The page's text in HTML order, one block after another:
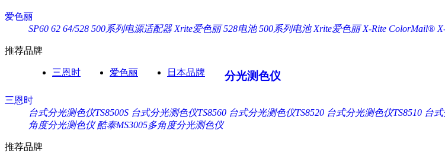
爱色丽
SP60 62 64/528 500系列电源适配器 Xrite爱色丽 528电池 500系列电池 Xrite爱色丽 X-Rite ColorMail®
推荐品牌
三恩时 爱色丽 日本品牌 分光测色仪
三恩时
台式分光测色仪TS8500S 台式分光测色仪TS8560 台式分光测色仪TS8520 台式分光测色仪TS8510 台
角度分光测色仪 酷泰MS3005多角度分光测色仪
推荐品牌